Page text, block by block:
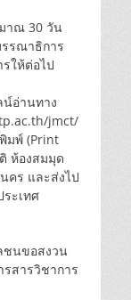
าณ 30 วัน
รณาธิการ
ให้ต่อไป
น์อ่านทาง
jmct/
มพ์ (Print
ห้องสมมุด
คร และส่งไป
ะเทศ
ขอสงวน
สารวิชาการ